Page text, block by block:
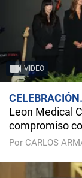
VIDEO
CELEBRACIÓN
Leon Medical
compromiso
Por CARLOS